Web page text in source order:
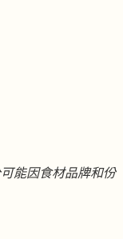
能因食材品牌和份